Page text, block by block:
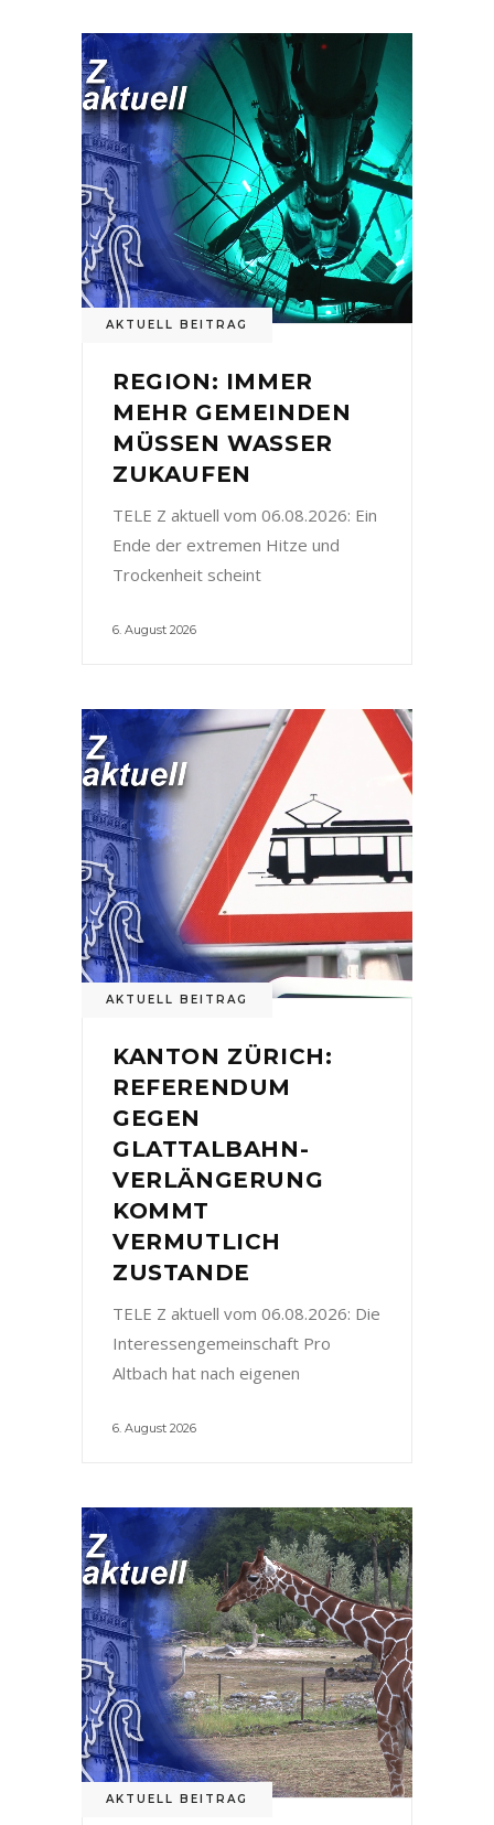
AKTUELL BEITRAG
REGION: IMMER
MEHR GEMEINDEN
MÜSSEN WASSER
ZUKAUFEN
TELE Z aktuell vom 06.08.2026: Ein
Ende der extremen Hitze und
Trockenheit scheint
6. August 2026
AKTUELL BEITRAG
KANTON ZÜRICH:
REFERENDUM
GEGEN
GLATTALBAHN-
VERLÄNGERUNG
KOMMT
VERMUTLICH
ZUSTANDE
TELE Z aktuell vom 06.08.2026: Die
Interessengemeinschaft Pro
Altbach hat nach eigenen
6. August 2026
AKTUELL BEITRAG